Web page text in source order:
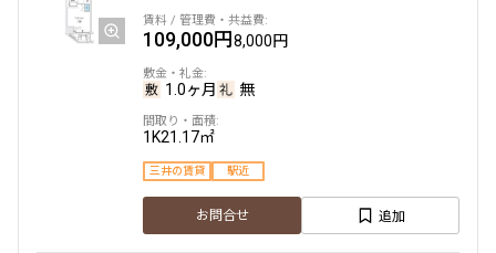
指定なし
新築
1年以内
3年以内
20年以内
30年以内
1分以内
109,000円8,000円
1.0ヶ月 無
1K21.17㎡
三井の賃貸 駅近
お問合せ 追加